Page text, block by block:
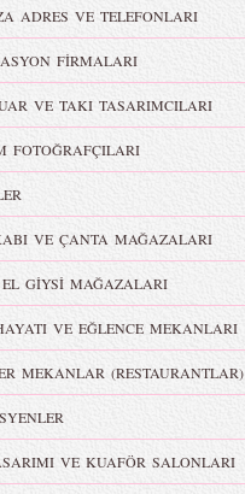
ADRES VE TELEFONLARI
FİRMALARI
VE TAKI TASARIMCILARI
FOTOĞRAFÇILARI
VE ÇANTA MAĞAZALARI
GİYSİ MAĞAZALARI
VE EĞLENCE MEKANLARI
MEKANLAR (RESTAURANTLAR)
VE KUAFÖR SALONLARI